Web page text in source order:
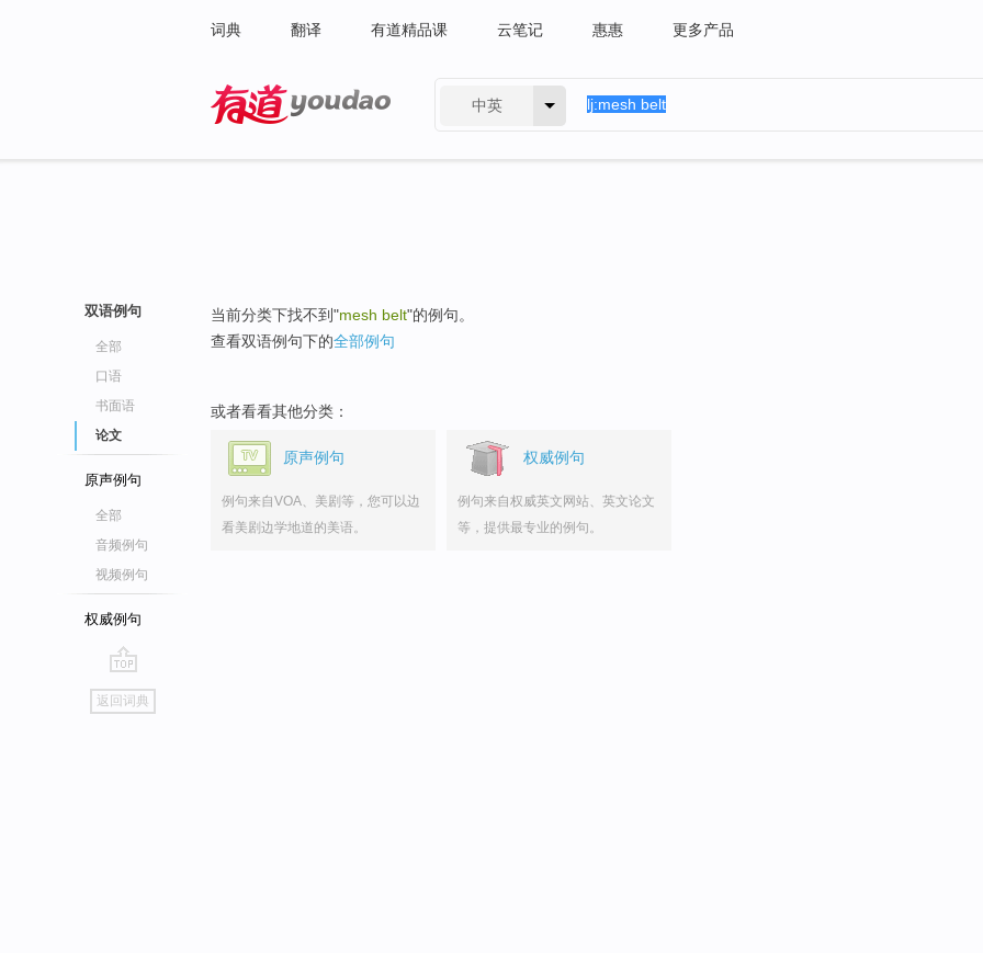
词典 翻译 有道精品课 云笔记 惠惠 更多产品
中英
双语例句
全部
口语
书面语
论文
原声例句
全部
音频例句
视频例句
权威例句
go
top
返回词典
当前分类下找不到"mesh belt"的例句。
查看双语例句下的全部例句
或者看看其他分类：
原声例句
例句来自VOA、美剧等，您可以边
看美剧边学地道的美语。
权威例句
例句来自权威英文网站、英文论文
等，提供最专业的例句。